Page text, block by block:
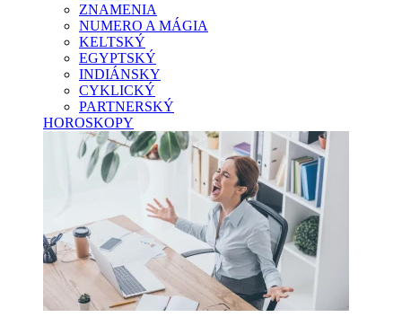
ZNAMENIA
NUMERO A MÁGIA
KELTSKÝ
EGYPTSKÝ
INDIÁNSKY
CYKLICKÝ
PARTNERSKÝ
HOROSKOPY